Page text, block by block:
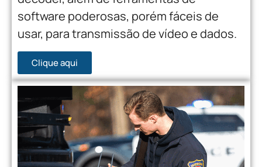
software poderosas, porém fáceis de
usar, para transmissão de vídeo e dados.
Clique aqui